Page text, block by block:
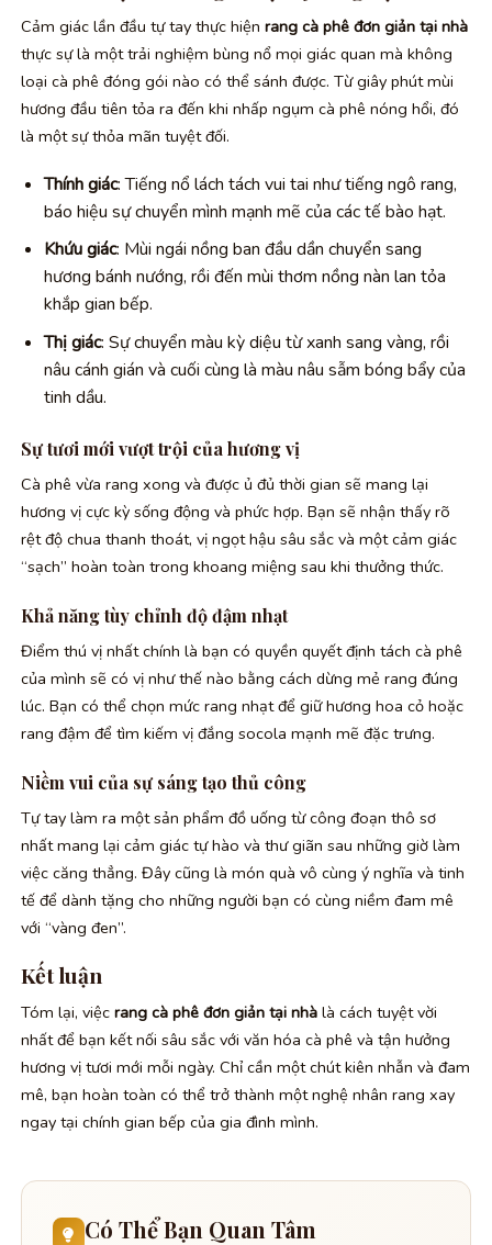
Cảm giác lần đầu tự tay thực hiện rang cà phê đơn giản tại nhà
thực sự là một trải nghiệm bùng nổ mọi giác quan mà không
loại cà phê đóng gói nào có thể sánh được. Từ giây phút mùi
hương đầu tiên tỏa ra đến khi nhấp ngụm cà phê nóng hổi, đó
là một sự thỏa mãn tuyệt đối.
Thính giác: Tiếng nổ lách tách vui tai như tiếng ngô rang,
báo hiệu sự chuyển mình mạnh mẽ của các tế bào hạt.
Khứu giác: Mùi ngái nồng ban đầu dần chuyển sang
hương bánh nướng, rồi đến mùi thơm nồng nàn lan tỏa
khắp gian bếp.
Thị giác: Sự chuyển màu kỳ diệu từ xanh sang vàng, rồi
nâu cánh gián và cuối cùng là màu nâu sẫm bóng bẩy của
tinh dầu.
Sự tươi mới vượt trội của hương vị
Cà phê vừa rang xong và được ủ đủ thời gian sẽ mang lại
hương vị cực kỳ sống động và phức hợp. Bạn sẽ nhận thấy rõ
rệt độ chua thanh thoát, vị ngọt hậu sâu sắc và một cảm giác
“sạch” hoàn toàn trong khoang miệng sau khi thưởng thức.
Khả năng tùy chỉnh độ đậm nhạt
Điểm thú vị nhất chính là bạn có quyền quyết định tách cà phê
của mình sẽ có vị như thế nào bằng cách dừng mẻ rang đúng
lúc. Bạn có thể chọn mức rang nhạt để giữ hương hoa cỏ hoặc
rang đậm để tìm kiếm vị đắng socola mạnh mẽ đặc trưng.
Niềm vui của sự sáng tạo thủ công
Tự tay làm ra một sản phẩm đồ uống từ công đoạn thô sơ
nhất mang lại cảm giác tự hào và thư giãn sau những giờ làm
việc căng thẳng. Đây cũng là món quà vô cùng ý nghĩa và tinh
tế để dành tặng cho những người bạn có cùng niềm đam mê
với “vàng đen”.
Kết luận
Tóm lại, việc rang cà phê đơn giản tại nhà là cách tuyệt vời
nhất để bạn kết nối sâu sắc với văn hóa cà phê và tận hưởng
hương vị tươi mới mỗi ngày. Chỉ cần một chút kiên nhẫn và đam
mê, bạn hoàn toàn có thể trở thành một nghệ nhân rang xay
ngay tại chính gian bếp của gia đình mình.
Có Thể Bạn Quan Tâm